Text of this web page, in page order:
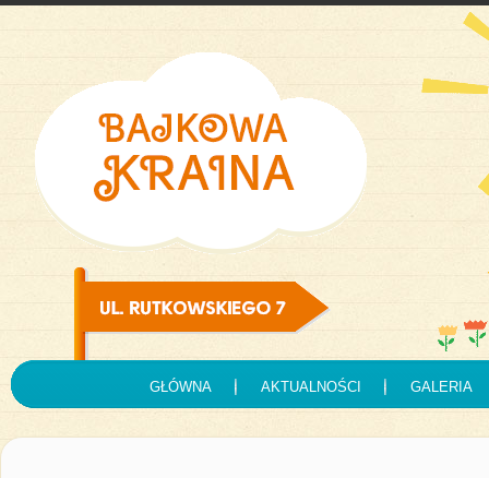
GŁÓWNA AKTUALNOŚCI GALERIA